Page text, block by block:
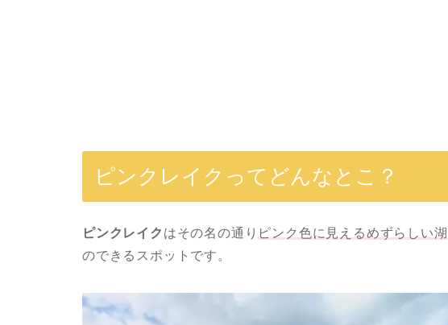
ピンクレイクってどんなとこ？
ピンクレイク はその名の通り ピンク色に見えるめずらしい湖
のできるスポットです。